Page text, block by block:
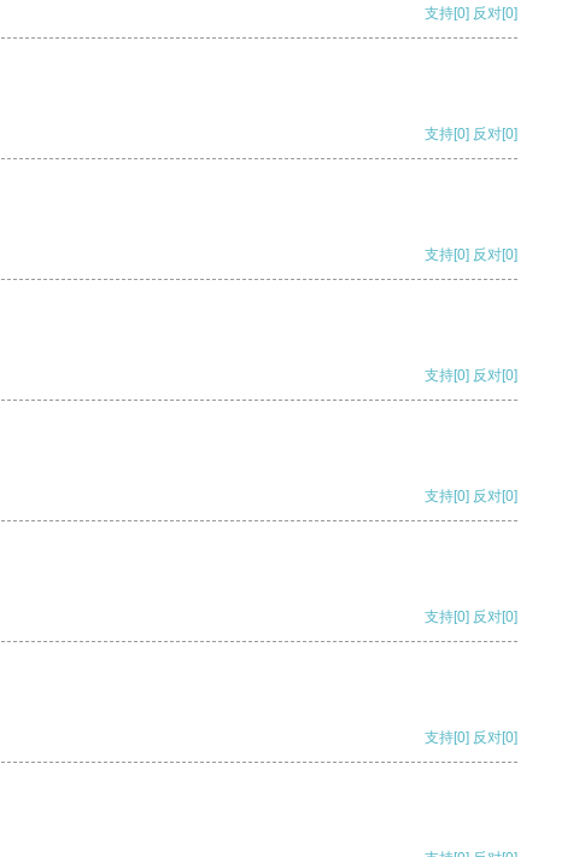
支持[0] 反对[0]
支持[0] 反对[0]
支持[0] 反对[0]
支持[0] 反对[0]
支持[0] 反对[0]
支持[0] 反对[0]
支持[0] 反对[0]